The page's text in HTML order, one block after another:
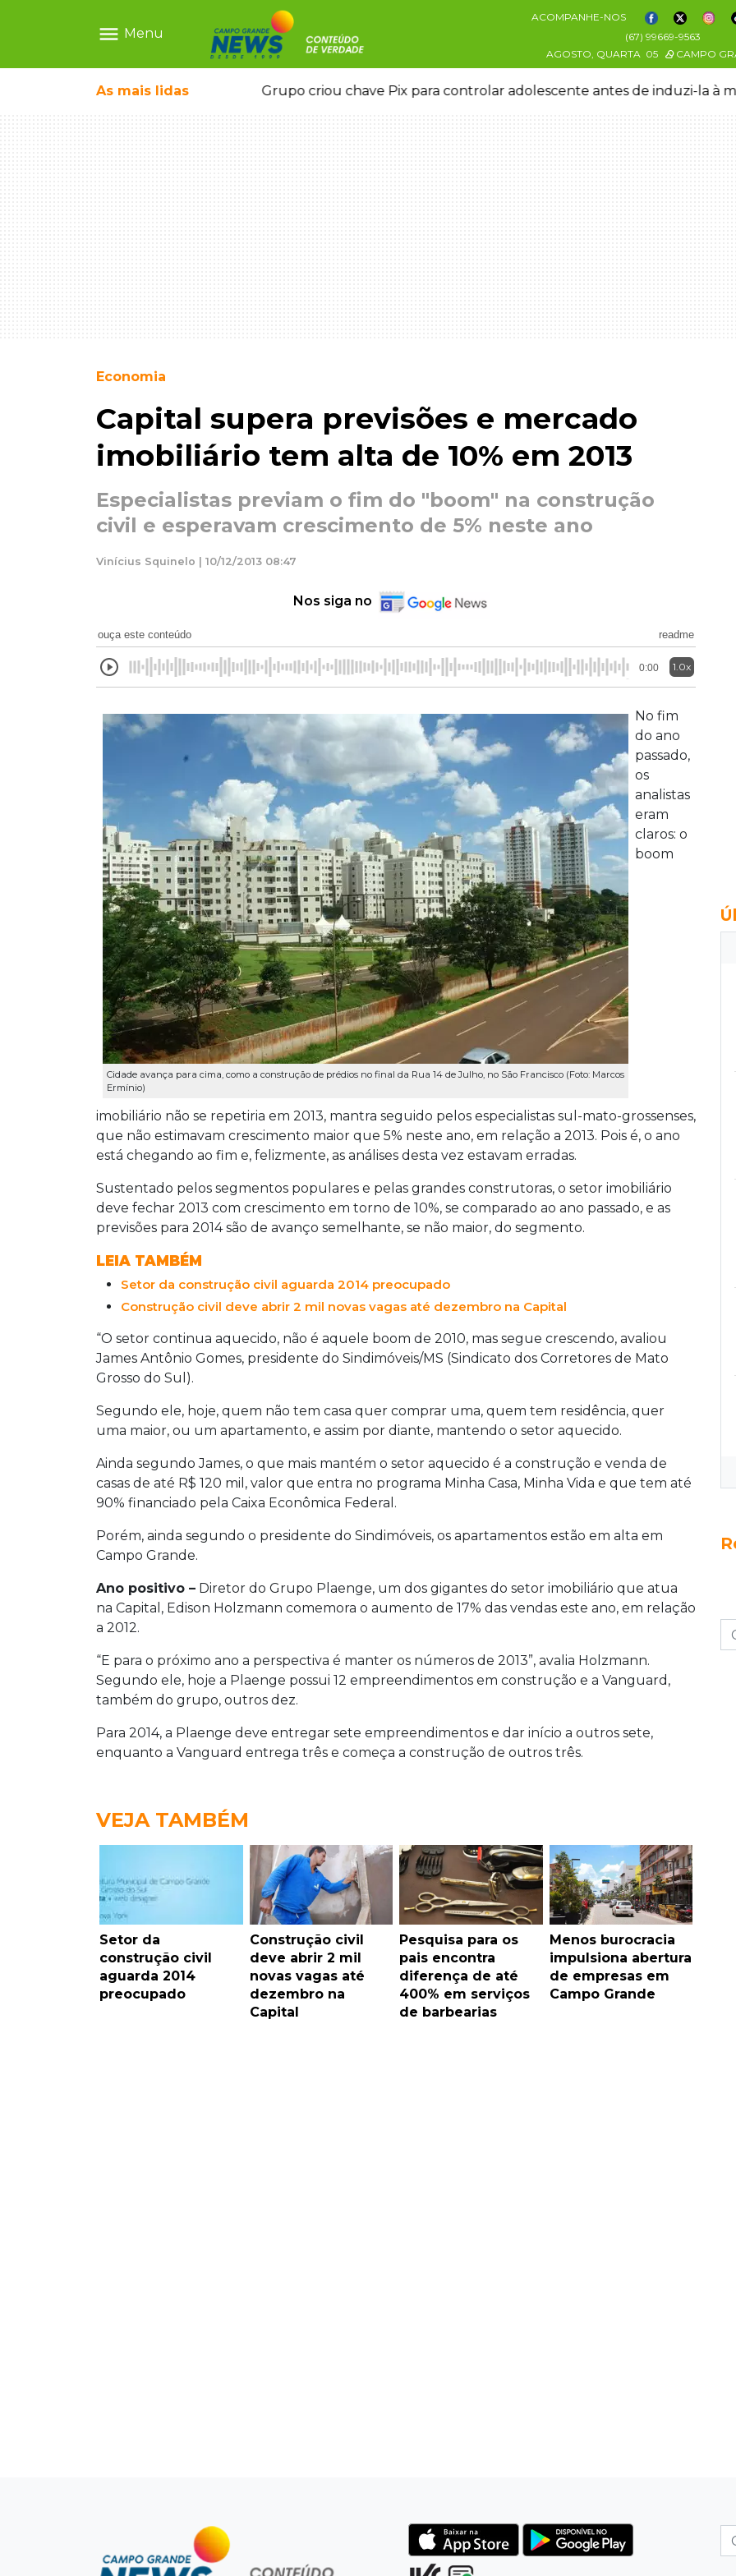
menu Menu
ACOMPANHE-NOS
(67) 99669-9563
AGOSTO, QUARTA 05 CAMPO
As mais lidas
deixou 4 mortos e 8 feridos Grupo criou chave Pix para controlar adolescente antes de induzi-la à
Economia
Capital supera previsões e mercado
imobiliário tem alta de 10% em 2013
Especialistas previam o fim do "boom" na construção
civil e esperavam crescimento de 5% neste ano
Vinícius Squinelo | 10/12/2013 08:47
Nos siga no
ouça este conteúdo readme
0:00 1.0x
Cidade avança para cima, como a construção de prédios no final da Rua 14 de Julho, no São Francisco (Foto: Marcos
Ermínio)
No fim
do ano
passado,
os
analistas
eram
claros: o
boom
imobiliário não se repetiria em 2013, mantra seguido pelos especialistas sul-mato-grossenses,
que não estimavam crescimento maior que 5% neste ano, em relação a 2013. Pois é, o ano
está chegando ao fim e, felizmente, as análises desta vez estavam erradas.
Sustentado pelos segmentos populares e pelas grandes construtoras, o setor imobiliário
deve fechar 2013 com crescimento em torno de 10%, se comparado ao ano passado, e as
previsões para 2014 são de avanço semelhante, se não maior, do segmento.
LEIA TAMBÉM
Setor da construção civil aguarda 2014 preocupado
Construção civil deve abrir 2 mil novas vagas até dezembro na Capital
“O setor continua aquecido, não é aquele boom de 2010, mas segue crescendo, avaliou
James Antônio Gomes, presidente do Sindimóveis/MS (Sindicato dos Corretores de Mato
Grosso do Sul).
Segundo ele, hoje, quem não tem casa quer comprar uma, quem tem residência, quer
uma maior, ou um apartamento, e assim por diante, mantendo o setor aquecido.
Ainda segundo James, o que mais mantém o setor aquecido é a construção e venda de
casas de até R$ 120 mil, valor que entra no programa Minha Casa, Minha Vida e que tem até
90% financiado pela Caixa Econômica Federal.
Porém, ainda segundo o presidente do Sindimóveis, os apartamentos estão em alta em
Campo Grande.
Ano positivo – Diretor do Grupo Plaenge, um dos gigantes do setor imobiliário que atua
na Capital, Edison Holzmann comemora o aumento de 17% das vendas este ano, em relação
a 2012.
“E para o próximo ano a perspectiva é manter os números de 2013”, avalia Holzmann.
Segundo ele, hoje a Plaenge possui 12 empreendimentos em construção e a Vanguard,
também do grupo, outros dez.
Para 2014, a Plaenge deve entregar sete empreendimentos e dar início a outros sete,
enquanto a Vanguard entrega três e começa a construção de outros três.
VEJA TAMBÉM
Setor da
construção civil
aguarda 2014
preocupado
Construção civil
deve abrir 2 mil
novas vagas até
dezembro na
Capital
Pesquisa para os
pais encontra
diferença de até
400% em serviços
de barbearias
Menos burocracia
impulsiona abertura
de empresas em
Campo Grande